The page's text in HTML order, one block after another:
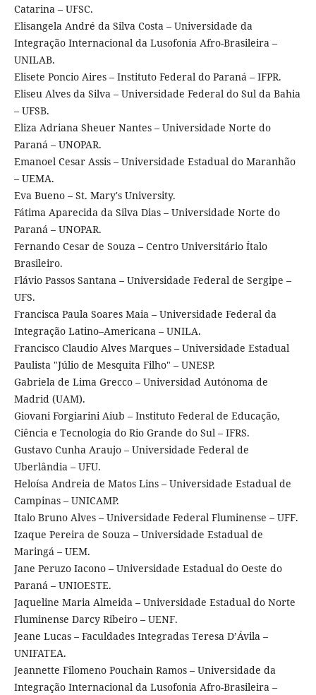
Catarina – UFSC.
Elisangela André da Silva Costa – Universidade da
Integração Internacional da Lusofonia Afro-Brasileira –
UNILAB.
Elisete Poncio Aires – Instituto Federal do Paraná – IFPR.
Eliseu Alves da Silva – Universidade Federal do Sul da Bahia
– UFSB.
Eliza Adriana Sheuer Nantes – Universidade Norte do
Paraná – UNOPAR.
Emanoel Cesar Assis – Universidade Estadual do Maranhão
– UEMA.
Eva Bueno – St. Mary's University.
Fátima Aparecida da Silva Dias – Universidade Norte do
Paraná – UNOPAR.
Fernando Cesar de Souza – Centro Universitário Ítalo
Brasileiro.
Flávio Passos Santana – Universidade Federal de Sergipe –
UFS.
Francisca Paula Soares Maia – Universidade Federal da
Integração Latino–Americana – UNILA.
Francisco Claudio Alves Marques – Universidade Estadual
Paulista "Júlio de Mesquita Filho" – UNESP.
Gabriela de Lima Grecco – Universidad Autónoma de
Madrid (UAM).
Giovani Forgiarini Aiub – Instituto Federal de Educação,
Ciência e Tecnologia do Rio Grande do Sul – IFRS.
Gustavo Cunha Araujo – Universidade Federal de
Uberlândia – UFU.
Heloísa Andreia de Matos Lins – Universidade Estadual de
Campinas – UNICAMP.
Italo Bruno Alves – Universidade Federal Fluminense – UFF.
Izaque Pereira de Souza – Universidade Estadual de
Maringá – UEM.
Jane Peruzo Iacono – Universidade Estadual do Oeste do
Paraná – UNIOESTE.
Jaqueline Maria Almeida – Universidade Estadual do Norte
Fluminense Darcy Ribeiro – UENF.
Jeane Lucas – Faculdades Integradas Teresa D’Ávila –
UNIFATEA.
Jeannette Filomeno Pouchain Ramos – Universidade da
Integração Internacional da Lusofonia Afro-Brasileira –